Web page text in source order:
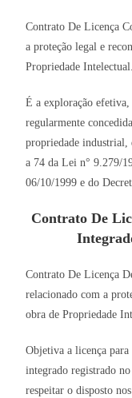
Contrato De Licença
a proteção legal e
Propriedade Intelectual.
É a exploração
regularmente
propriedade industrial,
a 74 da Lei n° 9.279/
06/10/1999 e do
Contrato De
Contrato De Licença
relacionado com a
obra de Propriedade
Objetiva a licença
integrado registrado
respeitar o disposto